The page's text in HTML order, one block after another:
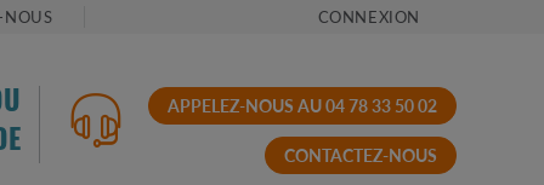
CONNEXION
APPELEZ-NOUS AU 04 78 33 50 02
CONTACTEZ-NOUS